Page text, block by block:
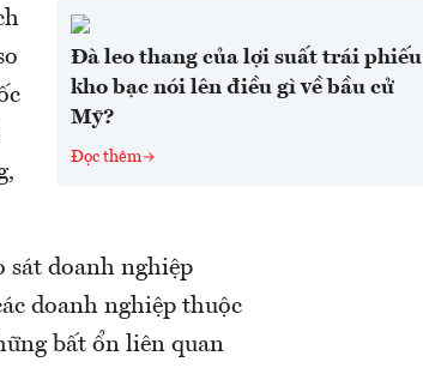
Đà leo thang của lợi suất trái phiếu
kho bạc nói lên điều gì về bầu cử
Mỹ?
Đọc thêm
sát doanh nghiệp
doanh nghiệp thuộc
bất ổn liên quan